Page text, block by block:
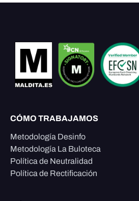
CÓMO TRABAJAMOS
Metodología Desinfo
Metodología La Buloteca
Política de Neutralidad
Política de Rectificación